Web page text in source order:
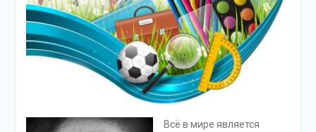
Всё в мире является